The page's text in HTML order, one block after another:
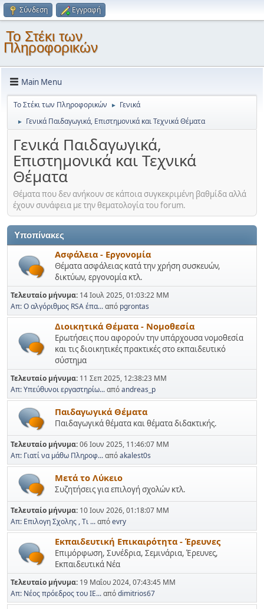
Σύνδεση Εγγραφή
Το Στέκι των
Πληροφορικών
Main Menu
Το Στέκι των Πληροφορικών ► Γενικά
► Γενικά Παιδαγωγικά, Επιστημονικά και Τεχνικά Θέματα
Γενικά Παιδαγωγικά,
Επιστημονικά και Τεχνικά
Θέματα
Θέματα που δεν ανήκουν σε κάποια συγκεκριμένη βαθμίδα αλλά
έχουν συνάφεια με την θεματολογία του forum.
Υποπίνακες
Ασφάλεια - Εργονομία
Θέματα ασφάλειας κατά την χρήση συσκευών,
δικτύων, εργονομία κτλ.
Τελευταίο μήνυμα: 14 Ιουλ 2025, 01:03:22 ΜΜ
Απ: Ο αλγόριθμος RSA έπα...από pgrontas
Διοικητικά Θέματα - Νομοθεσία
Ερωτήσεις που αφορούν την υπάρχουσα νομοθεσία
και τις διοικητικές πρακτικές στο εκπαιδευτικό
σύστημα
Τελευταίο μήνυμα: 11 Σεπ 2025, 12:38:23 ΜΜ
Απ: Υπεύθυνοι εργαστηρίω...απόandreas_p
Παιδαγωγικά Θέματα
Παιδαγωγικά θέματα και θέματα διδακτικής.
Τελευταίο μήνυμα:06 Ιουν 2025, 11:46:07 ΜΜ
Απ: Γιατί να μάθω Πληροφ...απόakalest0s
Μετά το Λύκειο
Συζητήσεις για επιλογή σχολών κτλ.
Τελευταίο μήνυμα: 10 Ιουν 2026, 01:18:07 ΜΜ
Απ: Επιλογη Σχολης , Τι ...απόevry
Εκπαιδευτική Επικαιρότητα - Έρευνες
Επιμόρφωση, Συνέδρια, Σεμινάρια, Έρευνες,
Εκπαιδευτικά Νέα
Τελευταίο μήνυμα: 19 Μαΐου 2024, 07:43:45 ΜΜ
Απ: Νέος πρόεδρος του ΙΕ...απόdimitrios67